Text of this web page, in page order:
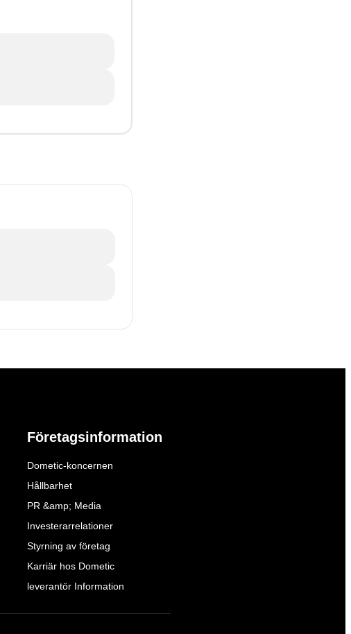
Företagsinformation
Dometic-koncernen
Hållbarhet
PR &amp; Media
Investerarrelationer
Styrning av företag
Karriär hos Dometic
leverantör Information